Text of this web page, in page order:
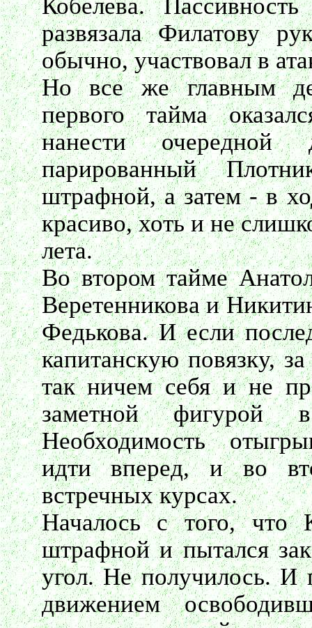
Кобелева.
развязала Филатову
обычно, участвовал в
Но все же главным
первого тайма
нанести
парированный
штрафной, а затем - в
красиво, хоть и не
лета.
Во втором тайме
Веретенникова и
Федькова. И если
капитанскую повязку,
так ничем себя и не
заметной фигурой
Необходимость
идти вперед, и во
встречных курсах.
Началось с того, что
штрафной и пытался
угол. Не получилось. И
движением